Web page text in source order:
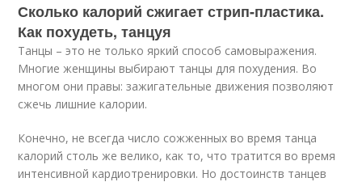
Сколько калорий сжигает стрип-пластика.
Как похудеть, танцуя
Танцы – это не только яркий способ самовыражения.
Многие женщины выбирают танцы для похудения. Во
многом они правы: зажигательные движения позволяют
сжечь лишние калории.
Конечно, не всегда число сожженных во время танца
калорий столь же велико, как то, что тратится во время
интенсивной кардиотренировки. Но достоинств танцев